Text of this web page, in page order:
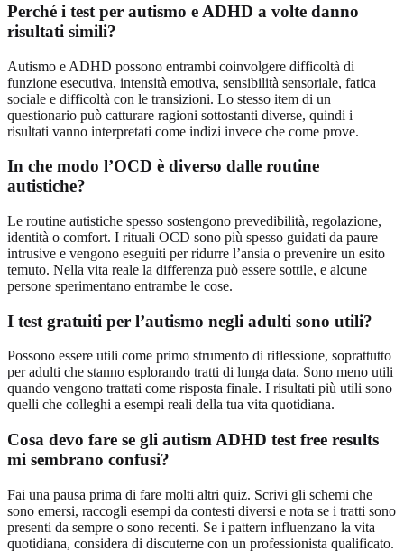
Perché i test per autismo e ADHD a volte danno
risultati simili?
Autismo e ADHD possono entrambi coinvolgere difficoltà di
funzione esecutiva, intensità emotiva, sensibilità sensoriale, fatica
sociale e difficoltà con le transizioni. Lo stesso item di un
questionario può catturare ragioni sottostanti diverse, quindi i
risultati vanno interpretati come indizi invece che come prove.
In che modo l’OCD è diverso dalle routine
autistiche?
Le routine autistiche spesso sostengono prevedibilità, regolazione,
identità o comfort. I rituali OCD sono più spesso guidati da paure
intrusive e vengono eseguiti per ridurre l’ansia o prevenire un esito
temuto. Nella vita reale la differenza può essere sottile, e alcune
persone sperimentano entrambe le cose.
I test gratuiti per l’autismo negli adulti sono utili?
Possono essere utili come primo strumento di riflessione, soprattutto
per adulti che stanno esplorando tratti di lunga data. Sono meno utili
quando vengono trattati come risposta finale. I risultati più utili sono
quelli che colleghi a esempi reali della tua vita quotidiana.
Cosa devo fare se gli autism ADHD test free results
mi sembrano confusi?
Fai una pausa prima di fare molti altri quiz. Scrivi gli schemi che
sono emersi, raccogli esempi da contesti diversi e nota se i tratti sono
presenti da sempre o sono recenti. Se i pattern influenzano la vita
quotidiana, considera di discuterne con un professionista qualificato.